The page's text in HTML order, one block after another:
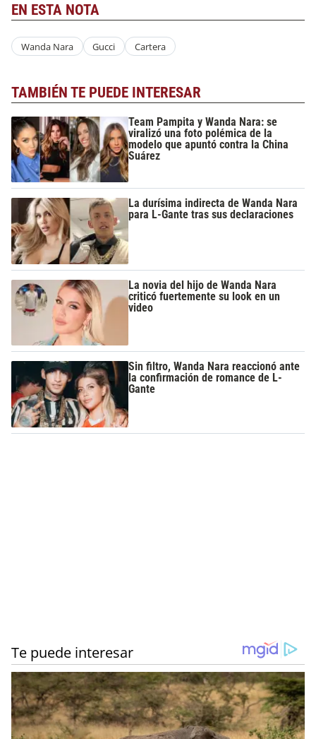
EN ESTA NOTA
Wanda Nara Gucci Cartera
TAMBIÉN TE PUEDE INTERESAR
Team Pampita y Wanda Nara: se
viralizó una foto polémica de la
modelo que apuntó contra la China
Suárez
La durísima indirecta de Wanda Nara
para L-Gante tras sus declaraciones
La novia del hijo de Wanda Nara
criticó fuertemente su look en un
video
Sin filtro, Wanda Nara reaccionó ante
la confirmación de romance de L-
Gante